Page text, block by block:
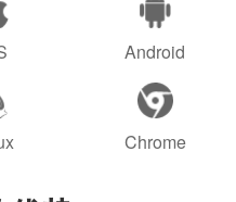
Android
Chrome